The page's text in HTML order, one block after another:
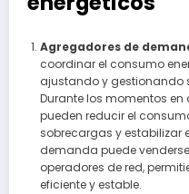
Agregadores de
coordinar el consumo
ajustando y gestionando
Durante los momentos
pueden reducir el
sobrecargas y estabilizar
demanda puede
operadores de red,
eficiente y estable.